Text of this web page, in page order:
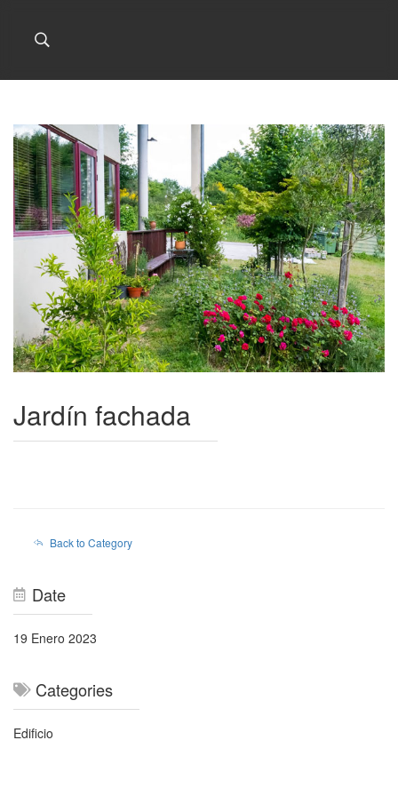
Jardín fachada
Back to Category
Date
19 Enero 2023
Categories
Edificio